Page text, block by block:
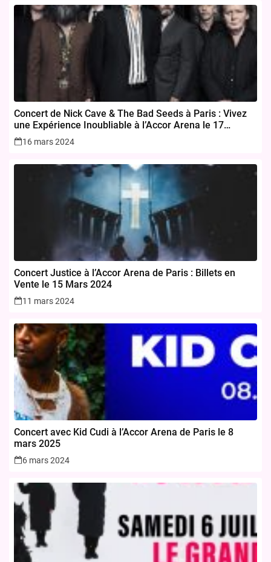
Concert de Nick Cave & The Bad Seeds à Paris : Vivez
une Expérience Inoubliable à l’Accor Arena le 17
novembre 2024
16 mars 2024
Concert Justice à l’Accor Arena de Paris : Billets en
Vente le 15 Mars 2024
11 mars 2024
Concert avec Kid Cudi à l’Accor Arena de Paris le 8
mars 2025
6 mars 2024